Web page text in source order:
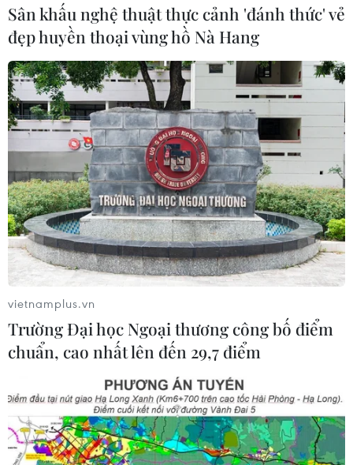
Ngày 18/2/2021, với 535 phiếu ủng hộ, 56 phiếu chống và 5
phiếu trắng, Hạ viện Italy đã tín nhiệm thông qua Chính phủ
của Thủ tướng Mario Draghi. Trước đó, ngày 17/2, Thượng viện
Italy cũng đã phê chuẩn Chính phủ của Thủ tướng Draghi với
kết quả 262 phiếu ủng hộ, 40 phiếu chống, và 2 phiếu trắng.
Với kết quả trên, Italy chính thức có Chính phủ thứ 67 kể từ khi
Cộng hòa Italy được thành lập năm 1946 và ông Mario Draghi
trở thành Thủ tướng thứ 30 tại nước này. Trong ảnh: Tân Thủ
tướng Italy Mario Draghi (thứ 5, trái, phía trước) chụp ảnh với
các thành viên nội các mới ở Rome, ngày 13/2/2021. (Nguồn:
THX/TTXVN)
(TTXVN/Vietnam+)
Sân khấu nghệ thuật thực cảnh 'đánh thức' vẻ
đẹp huyền thoại vùng hồ Nà Hang
vietnamplus.vn
Trường Đại học Ngoại thương công bố điểm
chuẩn, cao nhất lên đến 29,7 điểm